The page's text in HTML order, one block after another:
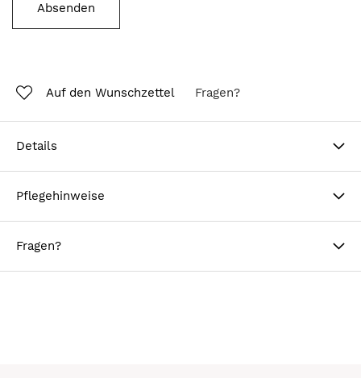
Absenden
Auf den Wunschzettel Fragen?
Details
Pflegehinweise
Fragen?